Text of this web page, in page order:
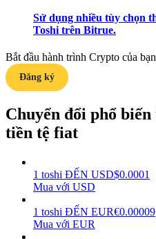
Earn
Power Piggy
Làm cho tài sản của bạn
Sử dụng nhiều tùy chọn
Toshi trên Bitrue.
Bắt đầu hành trình Crypto của
Đăng ký
Chuyển đổi phổ biến
tiền tệ fiat
1 toshi ĐẾN USD$0.0001
Mua với USD
1 toshi ĐẾN EUR€0.00009
Mua với EUR